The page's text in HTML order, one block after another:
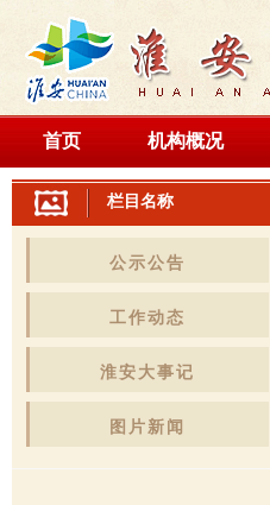
首页 机构概况
栏目名称
公示公告
工作动态
淮安大事记
图片新闻